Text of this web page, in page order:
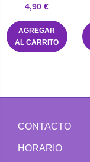
4,90 €
AGREGAR
AL CARRITO
CONTACTO
HORARIO